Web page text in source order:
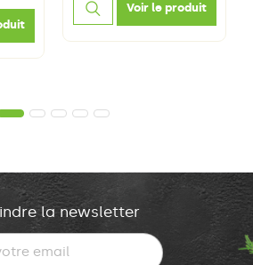
Voir le produit
la newsletter